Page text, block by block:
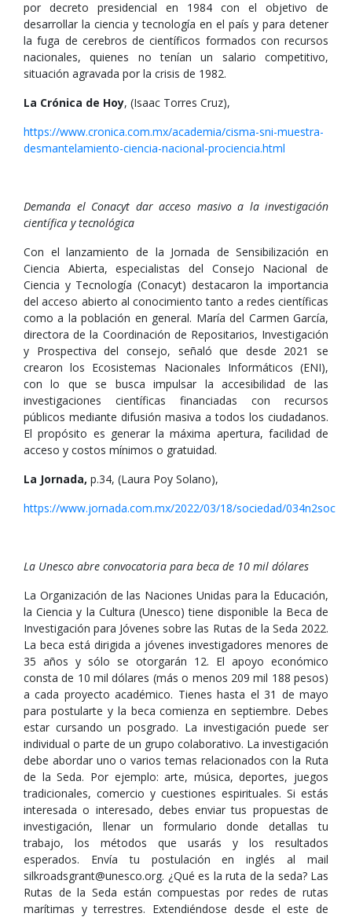
por decreto presidencial en 1984 con el objetivo de
desarrollar la ciencia y tecnología en el país y para detener
la fuga de cerebros de científicos formados con recursos
nacionales, quienes no tenían un salario competitivo,
situación agravada por la crisis de 1982.
La Crónica de Hoy, (Isaac Torres Cruz),
https://www.cronica.com.mx/academia/cisma-sni-muestra-
desmantelamiento-ciencia-nacional-prociencia.html
Demanda el Conacyt dar acceso masivo a la investigación
científica y tecnológica
Con el lanzamiento de la Jornada de Sensibilización en
Ciencia Abierta, especialistas del Consejo Nacional de
Ciencia y Tecnología (Conacyt) destacaron la importancia
del acceso abierto al conocimiento tanto a redes científicas
como a la población en general. María del Carmen García,
directora de la Coordinación de Repositarios, Investigación
y Prospectiva del consejo, señaló que desde 2021 se
crearon los Ecosistemas Nacionales Informáticos (ENI),
con lo que se busca impulsar la accesibilidad de las
investigaciones científicas financiadas con recursos
públicos mediante difusión masiva a todos los ciudadanos.
El propósito es generar la máxima apertura, facilidad de
acceso y costos mínimos o gratuidad.
La Jornada, p.34, (Laura Poy Solano),
https://www.jornada.com.mx/2022/03/18/sociedad/034n2soc
La Unesco abre convocatoria para beca de 10 mil dólares
La Organización de las Naciones Unidas para la Educación,
la Ciencia y la Cultura (Unesco) tiene disponible la Beca de
Investigación para Jóvenes sobre las Rutas de la Seda 2022.
La beca está dirigida a jóvenes investigadores menores de
35 años y sólo se otorgarán 12. El apoyo económico
consta de 10 mil dólares (más o menos 209 mil 188 pesos)
a cada proyecto académico. Tienes hasta el 31 de mayo
para postularte y la beca comienza en septiembre. Debes
estar cursando un posgrado. La investigación puede ser
individual o parte de un grupo colaborativo. La investigación
debe abordar uno o varios temas relacionados con la Ruta
de la Seda. Por ejemplo: arte, música, deportes, juegos
tradicionales, comercio y cuestiones espirituales. Si estás
interesada o interesado, debes enviar tus propuestas de
investigación, llenar un formulario donde detallas tu
trabajo, los métodos que usarás y los resultados
esperados. Envía tu postulación en inglés al mail
silkroadsgrant@unesco.org. ¿Qué es la ruta de la seda? Las
Rutas de la Seda están compuestas por redes de rutas
marítimas y terrestres. Extendiéndose desde el este de